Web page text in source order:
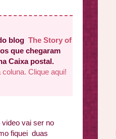
blog The Story of
que chegaram
Caixa postal.
Clique aqui!
video vai ser no
fiquei duas